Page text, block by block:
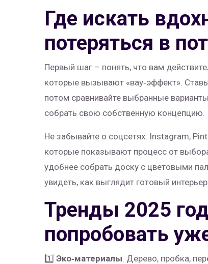
Где искать
потеряться в
Первый шаг – понять, что вам
которые вызывают «вау‑эффект».
потом сравнивайте выбранные
собрать свою собственную концепцию.
Не забывайте о соцсетях: Instagram,
которые показывают процесс от
удобнее собрать доску с цветовыми
увидеть, как выглядит готовый
Тренды 2025
попробовать
1️⃣ Эко‑материалы. Дерево, пробка,